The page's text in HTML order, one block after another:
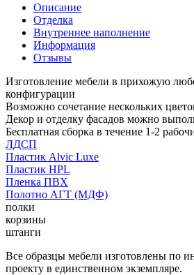
Описание
Отделка
Внутреннее наполнение
Информация
Отзывы
Изготовление мебели в прихожую
конфигурации
Возможно сочетание нескольких
Декор и отделку фасадов можно
Бесплатная сборка в течение 1-2
ЛДСП
Пластик Alvic Luxe
Пластик HPL
Пленка ПВХ
Полотно АГТ (МДФ)
полки
корзины
штанги
Все образцы мебели изготовлены по
проекту в единственном экземпляре.